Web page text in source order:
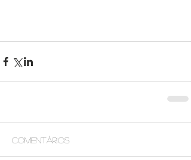
Comentários